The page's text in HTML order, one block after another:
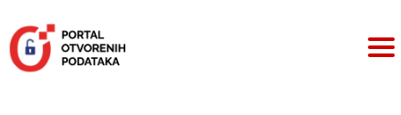
sadržaj